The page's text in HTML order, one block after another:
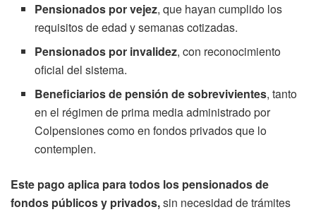
Pensionados por vejez, que hayan cumplido los
requisitos de edad y semanas cotizadas.
Pensionados por invalidez, con reconocimiento
oficial del sistema.
Beneficiarios de pensión de sobrevivientes, tanto
en el régimen de prima media administrado por
Colpensiones como en fondos privados que lo
contemplen.
Este pago aplica para todos los pensionados de
fondos públicos y privados,sin necesidad de trámites